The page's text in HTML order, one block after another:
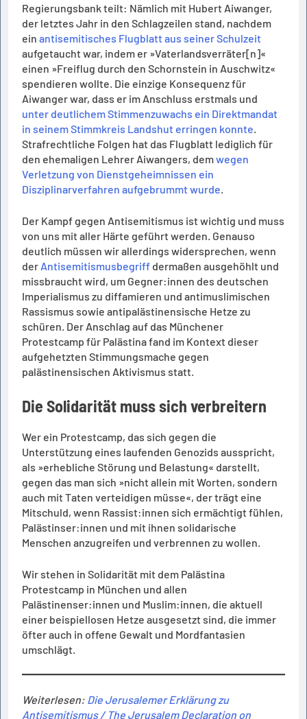
Regierungsbank teilt: Nämlich mit Hubert Aiwanger,
der letztes Jahr in den Schlagzeilen stand, nachdem
ein antisemitisches Flugblatt aus seiner Schulzeit
aufgetaucht war, indem er »Vaterlandsverräter[n]«
einen »Freiflug durch den Schornstein in Auschwitz«
spendieren wollte. Die einzige Konsequenz für
Aiwanger war, dass er im Anschluss erstmals und
unter deutlichem Stimmenzuwachs ein Direktmandat
in seinem Stimmkreis Landshut erringen konnte.
Strafrechtliche Folgen hat das Flugblatt lediglich für
den ehemaligen Lehrer Aiwangers, demwegen
Verletzung von Dienstgeheimnissen ein
Disziplinarverfahren aufgebrummt wurde.
Der Kampf gegen Antisemitismus ist wichtig und muss
von uns mit aller Härte geführt werden. Genauso
deutlich müssen wir allerdings widersprechen, wenn
der Antisemitismusbegriff dermaßen ausgehöhlt und
missbraucht wird, um Gegner:innen des deutschen
Imperialismus zu diffamieren und antimuslimischen
Rassismus sowie antipalästinensische Hetze zu
schüren. Der Anschlag auf das Münchener
Protestcamp für Palästina fand im Kontext dieser
aufgehetzten Stimmungsmache gegen
palästinensischen Aktivismus statt.
Die Solidarität muss sich verbreitern
Wer ein Protestcamp, das sich gegen die
Unterstützung eines laufenden Genozids ausspricht,
als »erhebliche Störung und Belastung« darstellt,
gegen das man sich »nicht allein mit Worten, sondern
auch mit Taten verteidigen müsse«, der trägt eine
Mitschuld, wenn Rassist:innen sich ermächtigt fühlen,
Palästinser:innen und mit ihnen solidarische
Menschen anzugreifen und verbrennen zu wollen.
Wir stehen in Solidarität mit dem Palästina
Protestcamp in München und allen
Palästinenser:innen und Muslim:innen, die aktuell
einer beispiellosen Hetze ausgesetzt sind, die immer
öfter auch in offene Gewalt und Mordfantasien
umschlägt.
Weiterlesen: Die Jerusalemer Erklärung zu
Antisemitismus / The Jerusalem Declaration on